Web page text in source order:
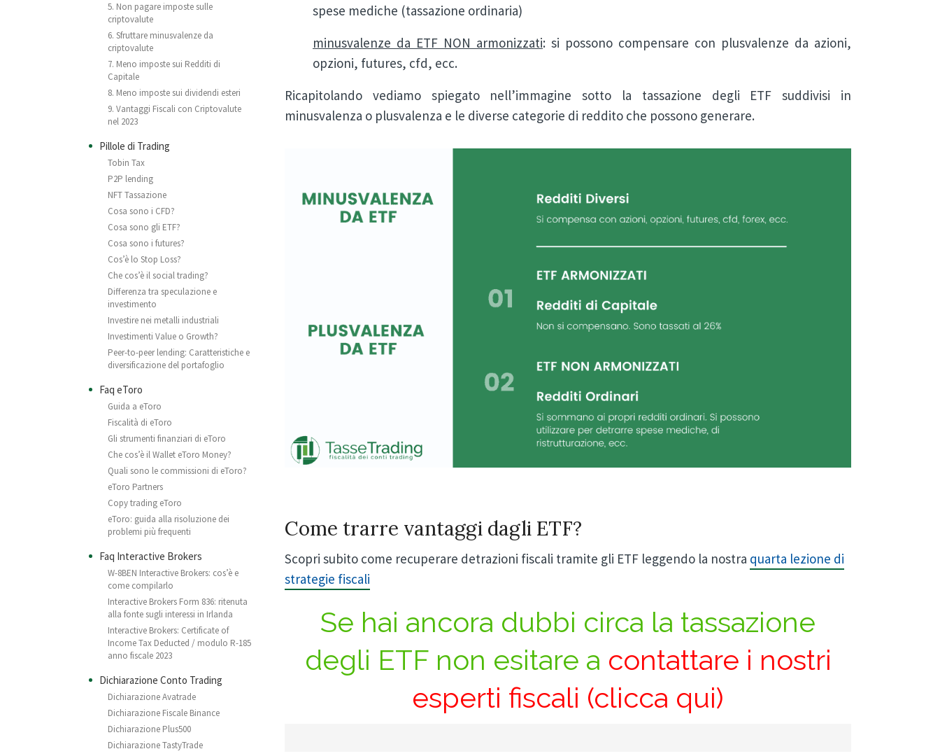
spese mediche (tassazione ordinaria)
minusvalenze da ETF NON armonizzati: si possono compensare con plusvalenze da azioni,
opzioni, futures, cfd, ecc.
Ricapitolando vediamo spiegato nell’immagine sotto la tassazione degli ETF suddivisi in
minusvalenza o plusvalenza e le diverse categorie di reddito che possono generare.
Come trarre vantaggi dagli ETF?
Scopri subito come recuperare detrazioni fiscali tramite gli ETF leggendo la nostra quarta lezione di
strategie fiscali
Se hai ancora dubbi circa la tassazione
degli ETF non esitare a contattare i nostri
esperti fiscali (clicca qui)
5. Non pagare imposte sulle
criptovalute
6. Sfruttare minusvalenze da
criptovalute
7. Meno imposte sui Redditi di
Capitale
8. Meno imposte sui dividendi esteri
9. Vantaggi Fiscali con Criptovalute
nel 2023
Pillole di Trading
Tobin Tax
P2P lending
NFT Tassazione
Cosa sono i CFD?
Cosa sono gli ETF?
Cosa sono i futures?
Cos’è lo Stop Loss?
Che cos’è il social trading?
Differenza tra speculazione e
investimento
Investire nei metalli industriali
Investimenti Value o Growth?
Peer-to-peer lending: Caratteristiche e
diversificazione del portafoglio
Faq eToro
Guida a eToro
Fiscalità di eToro
Gli strumenti finanziari di eToro
Che cos’è il Wallet eToro Money?
Quali sono le commissioni di eToro?
eToro Partners
Copy trading eToro
eToro: guida alla risoluzione dei
problemi più frequenti
Faq Interactive Brokers
W-8BEN Interactive Brokers: cos’è e
come compilarlo
Interactive Brokers Form 836: ritenuta
alla fonte sugli interessi in Irlanda
Interactive Brokers: Certificate of
Income Tax Deducted / modulo R-185
anno fiscale 2023
Dichiarazione Conto Trading
Dichiarazione Avatrade
Dichiarazione Fiscale Binance
Dichiarazione Plus500
Dichiarazione TastyTrade